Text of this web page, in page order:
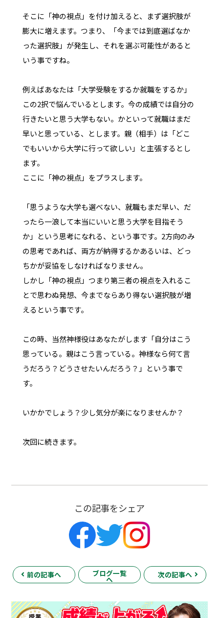
そこに「神の視点」を付け加えると、まず選択肢が
膨大に増えます。つまり、「今までは到底選ばなか
った選択肢」が発生し、それを選ぶ可能性があると
いう事ですね。
例えばあなたは「大学受験をするか就職をするか」
この2択で悩んでいるとします。今の成績では自分の
行きたいと思う大学もない。かといって就職はまだ
早いと思っている、とします。親（相手）は「どこ
でもいいから大学に行って欲しい」と主張するとし
ます。
ここに「神の視点」をプラスします。
「思うような大学も選べない、就職もまだ早い、だ
ったら一浪して本当にいいと思う大学を目指そう
か」という思考になれる、という事です。2方向のみ
の思考であれば、両方が納得するかあるいは、どっ
ちかが妥協をしなければなりません。
しかし「神の視点」つまり第三者の視点を入れるこ
とで思わぬ発想、今までならあり得ない選択肢が増
えるという事です。
この時、当然神様役はあなたがします「自分はこう
思っている。親はこう言っている。神様なら何て言
うだろう？どうさせたいんだろう？」という事で
す。
いかかでしょう？少し気分が楽になりませんか？
次回に続きます。
この記事をシェア
前の記事へ ブログ一覧
へ
次の記事へ